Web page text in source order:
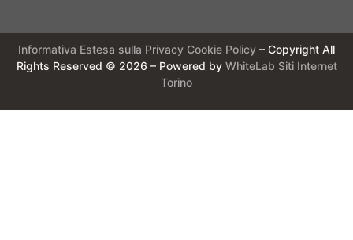
Informativa Estesa sulla Privacy Cookie Policy – Copyright All
Rights Reserved © 2026 – Powered by WhiteLab Siti Internet
Torino